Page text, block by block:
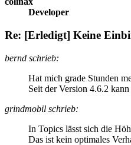
Developer
Re: [Erledigt] Keine
bernd schrieb:
Hat mich grade Stunden
Seit der Version 4.6.2
grindmobil schrieb:
In Topics lässt sich die
Das ist kein optimales